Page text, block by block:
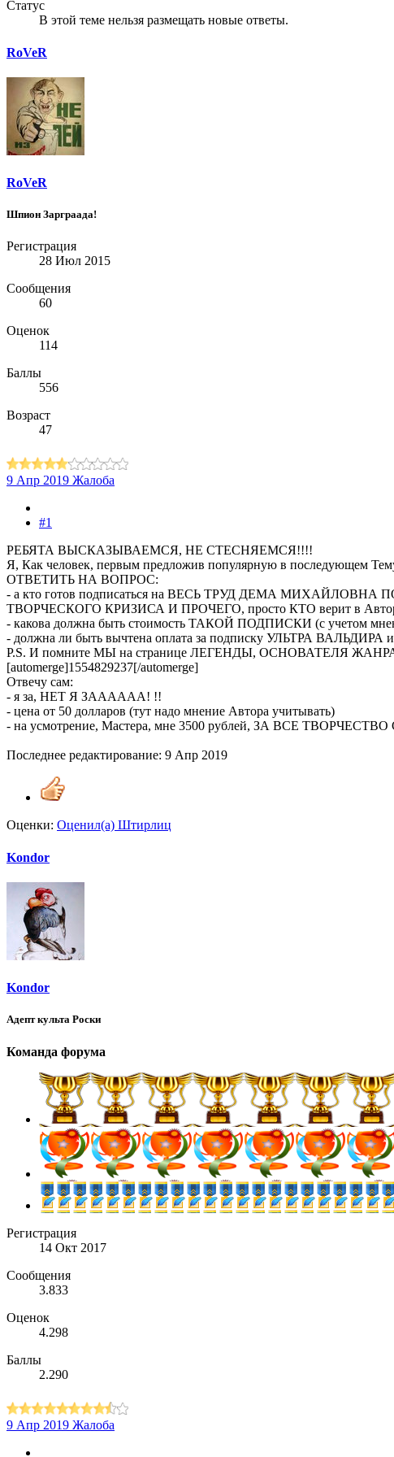
Статус
В этой теме нельзя размещать новые ответы.
RoVeR
RoVeR
Шпион Зарграада!
Регистрация
28 Июл 2015
Сообщения
60
Оценок
114
Баллы
556
Возраст
47
9 Апр 2019 Жалоба
#1
РЕБЯТА ВЫСКАЗЫВАЕМСЯ, НЕ СТЕСНЯЕМСЯ!!!!
Я, Как человек, первым предложив популярную в последующем
ОТВЕТИТЬ НА ВОПРОС:
- а кто готов подписаться на ВЕСЬ ТРУД ДЕМА
ТВОРЧЕСКОГО КРИЗИСА И ПРОЧЕГО, просто КТО верит в
- какова должна быть стоимость ТАКОЙ ПОДПИСКИ (с учетом
- должна ли быть вычтена оплата за подписку УЛЬТРА ВАЛЬДИРА
P.S. И помните МЫ на странице ЛЕГЕНДЫ, ОСНОВАТЕЛЯ
[automerge]1554829237[/automerge]
Отвечу сам:
- я за, НЕТ Я ЗАААААА! !!
- цена от 50 долларов (тут надо мнение Автора учитывать)
- на усмотрение, Мастера, мне 3500 рублей, ЗА ВСЕ
Последнее редактирование: 9 Апр 2019
Оценки: Оценил(а) Штирлиц
Kondor
Kondor
Адепт культа Роски
Команда форума
Регистрация
14 Окт 2017
Сообщения
3.833
Оценок
4.298
Баллы
2.290
9 Апр 2019 Жалоба